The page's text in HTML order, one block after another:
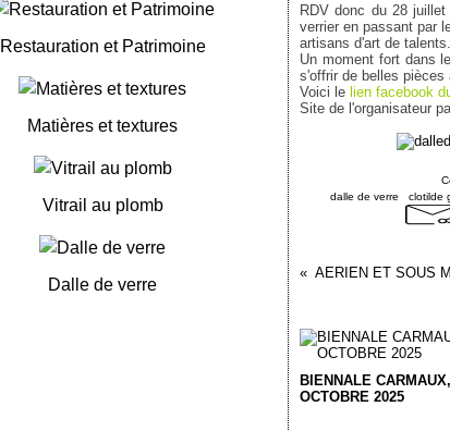
Restauration et Patrimoine
Matières et textures
Vitrail au plomb
Dalle de verre
RDV donc du 28
verrier en passant par
artisans d'art de talents.
Un moment fort dans
s'offrir de belles
Voici le lien facebook
Site de l'organisateur
dalle de verre clotilde
AERIEN ET SOUS
BIENNALE CARMAUX,
OCTOBRE 2025